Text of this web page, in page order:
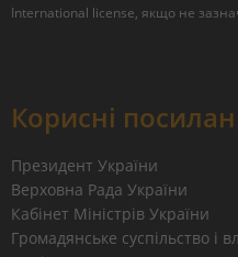
International license, якщо не
Корисні
Президент України
Верховна Рада України
Кабінет Міністрів України
Громадянське суспільство і